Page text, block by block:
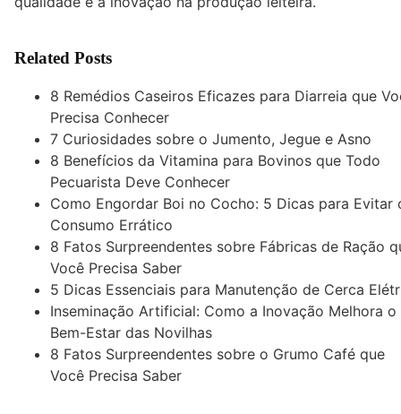
Related Posts
8 Remédios Caseiros Eficazes para Diarreia que
Precisa Conhecer
7 Curiosidades sobre o Jumento, Jegue e Asno
8 Benefícios da Vitamina para Bovinos que Todo
Pecuarista Deve Conhecer
Como Engordar Boi no Cocho: 5 Dicas para Evitar
Consumo Errático
8 Fatos Surpreendentes sobre Fábricas de Ração
Você Precisa Saber
5 Dicas Essenciais para Manutenção de Cerca
Inseminação Artificial: Como a Inovação Melhora o
Bem-Estar das Novilhas
8 Fatos Surpreendentes sobre o Grumo Café que
Você Precisa Saber